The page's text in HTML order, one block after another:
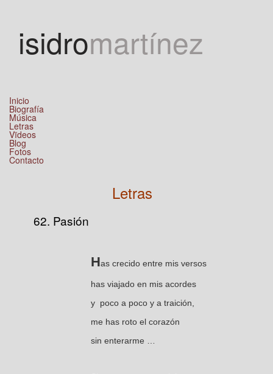
isidromartínez
Inicio
Biografía
Música
Letras
Vïdeos
Blog
Fotos
Contacto
Letras
62. Pasión
Has crecido entre mis versos
has viajado en mis acordes
y poco a poco y a traición,
me has roto el corazón
sin enterarme …